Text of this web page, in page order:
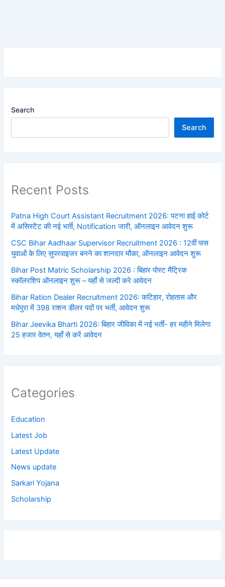
Search
Search
Recent Posts
Patna High Court Assistant Recruitment 2026: पटना हाई कोर्ट
में असिस्टेंट की नई भर्ती, Notification जारी, ऑनलाइन आवेदन शुरू
CSC Bihar Aadhaar Supervisor Recruitment 2026 : 12वीं पास
युवाओं के लिए सुपरवाइजर बनने का शानदार मौका, ऑनलाइन आवेदन शुरू
Bihar Post Matric Scholarship 2026 : बिहार पोस्ट मैट्रिक
स्कॉलरशिप ऑनलाइन शुरू – यहाँ से जल्दी करे आवेदन
Bihar Ration Dealer Recruitment 2026: कटिहार, रोहतास और
मधेपुरा में 398 राशन डीलर पदों पर भर्ती, आवेदन शुरू
Bihar Jeevika Bharti 2026: बिहार जीविका में नई भर्ती- हर महीने मिलेगा
25 हजार वेतन, यहाँ से करें आवेदन
Categories
Education
Latest Job
Latest Update
News update
Sarkari Yojana
Scholarship